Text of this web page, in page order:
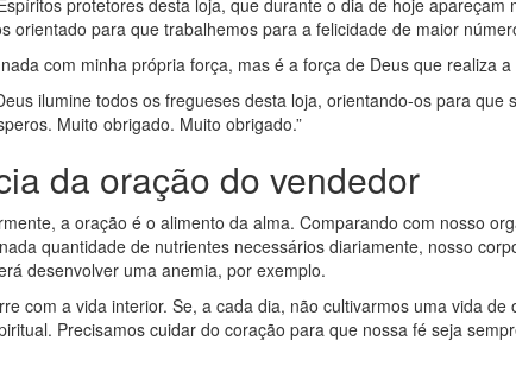
protetores desta loja, que durante o dia de hoje apareçam
orientado para que trabalhemos para a felicidade de maior
com minha própria força, mas é a força de Deus que realiza
ilumine todos os fregueses desta loja, orientando-os para que
Muito obrigado. Muito obrigado.”
da oração do vendedor
a oração é o alimento da alma. Comparando com nosso
quantidade de nutrientes necessários diariamente, nosso
desenvolver uma anemia, por exemplo.
com a vida interior. Se, a cada dia, não cultivarmos uma vida de
Precisamos cuidar do coração para que nossa fé seja